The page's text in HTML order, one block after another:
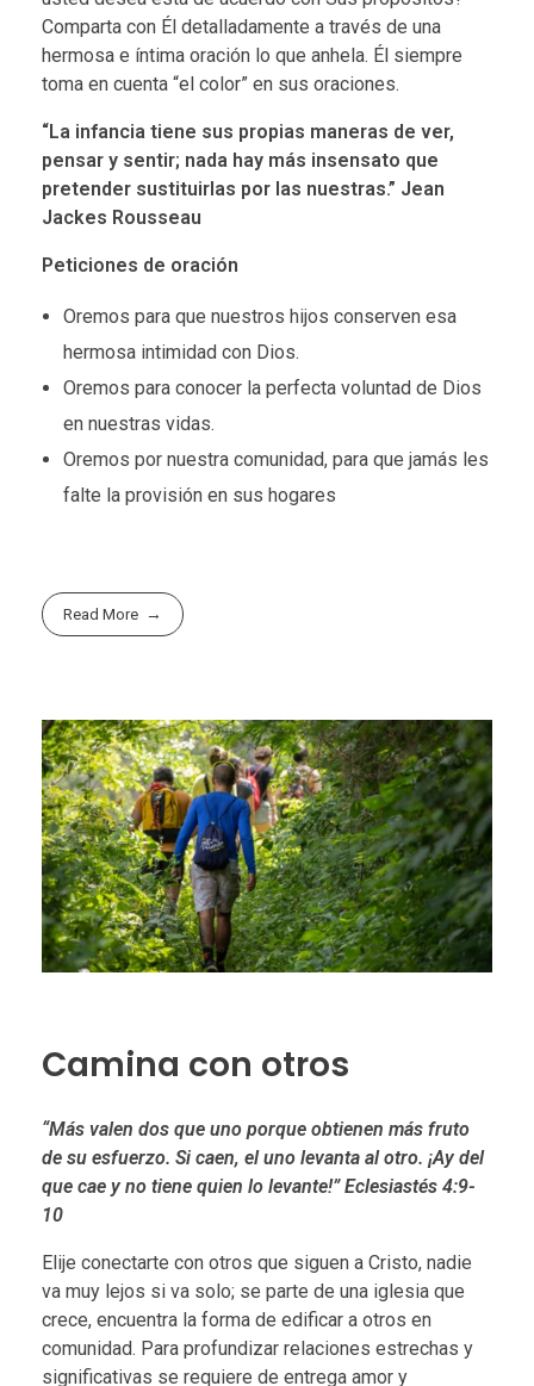
Comparta con Él detalladamente a través de una
hermosa e íntima oración lo que anhela. Él siempre
toma en cuenta “el color” en sus oraciones.
“La infancia tiene sus propias maneras de ver,
pensar y sentir; nada hay más insensato que
pretender sustituirlas por las nuestras.” Jean
Jackes Rousseau
Peticiones de oración
Oremos para que nuestros hijos conserven esa
hermosa intimidad con Dios.
Oremos para conocer la perfecta voluntad de Dios
en nuestras vidas.
Oremos por nuestra comunidad, para que jamás les
falte la provisión en sus hogares
Read More
Camina con otros
“Más valen dos que uno porque obtienen más fruto
de su esfuerzo. Si caen, el uno levanta al otro. ¡Ay del
que cae y no tiene quien lo levante!” Eclesiastés 4:9-
10
Elije conectarte con otros que siguen a Cristo, nadie
va muy lejos si va solo; se parte de una iglesia que
crece, encuentra la forma de edificar a otros en
comunidad. Para profundizar relaciones estrechas y
significativas se requiere de entrega amor y